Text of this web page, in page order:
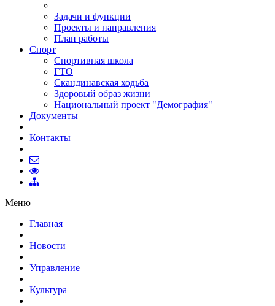
Задачи и функции
Проекты и направления
План работы
Спорт
Спортивная школа
ГТО
Скандинавская ходьба
Здоровый образ жизни
Национальный проект "Демография"
Документы
Контакты
Меню
Главная
Новости
Управление
Культура